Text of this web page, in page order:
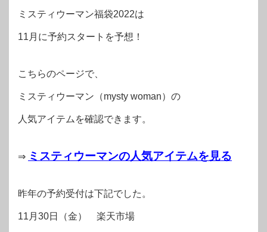
ミスティウーマン福袋2022は
11月に予約スタートを予想！
こちらのページで、
ミスティウーマン（mysty woman）の
人気アイテムを確認できます。
⇒ ミスティウーマンの人気アイテムを見る
昨年の予約受付は下記でした。
11月30日（金） 楽天市場